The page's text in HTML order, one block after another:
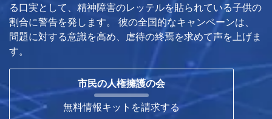
る口実として、精神障害のレッテルを貼られている子供の
割合に警告を発します。 彼の全国的なキャンペーンは、
問題に対する意識を高め、虐待の終焉を求めて声を上げま
す。
市民の人権擁護の会
無料情報キットを請求する